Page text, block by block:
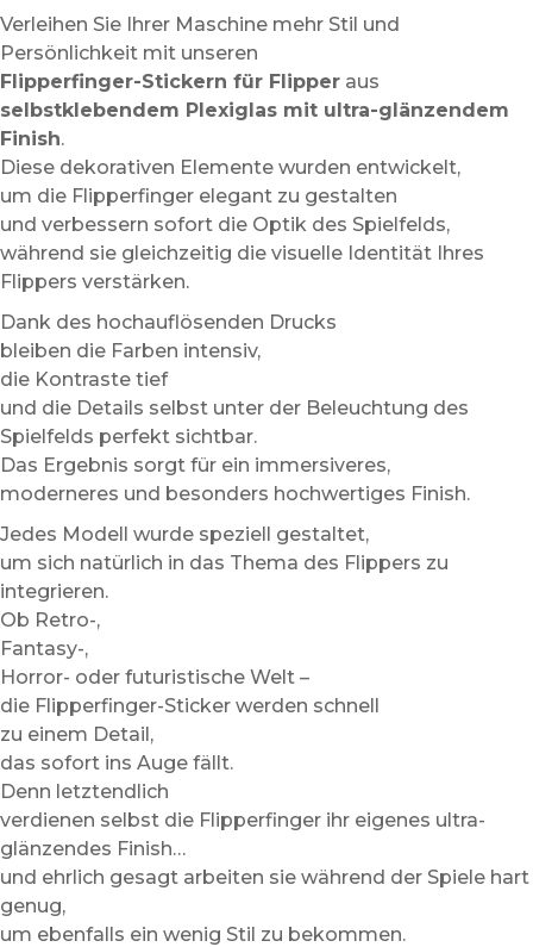
Verleihen Sie Ihrer Maschine mehr Stil und
Persönlichkeit mit unseren
Flipperfinger-Stickern für Flipper aus
selbstklebendem Plexiglas mit ultra-glänzendem
Finish.
Diese dekorativen Elemente wurden entwickelt,
um die Flipperfinger elegant zu gestalten
und verbessern sofort die Optik des Spielfelds,
während sie gleichzeitig die visuelle Identität Ihres
Flippers verstärken.
Dank des hochauflösenden Drucks
bleiben die Farben intensiv,
die Kontraste tief
und die Details selbst unter der Beleuchtung des
Spielfelds perfekt sichtbar.
Das Ergebnis sorgt für ein immersiveres,
moderneres und besonders hochwertiges Finish.
Jedes Modell wurde speziell gestaltet,
um sich natürlich in das Thema des Flippers zu
integrieren.
Ob Retro-,
Fantasy-,
Horror- oder futuristische Welt –
die Flipperfinger-Sticker werden schnell
zu einem Detail,
das sofort ins Auge fällt.
Denn letztendlich
verdienen selbst die Flipperfinger ihr eigenes ultra-
glänzendes Finish…
und ehrlich gesagt arbeiten sie während der Spiele hart
genug,
um ebenfalls ein wenig Stil zu bekommen.